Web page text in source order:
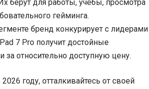
берут для работы, учебы, просмотра
гейминга.
бренд конкурирует с лидерами
7 Pro получит достойные
за относительно доступную цену.
году, отталкивайтесь от своей